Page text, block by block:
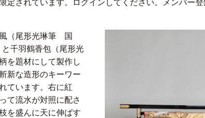
定されています。ログインしてください。メンバー
（尾形光琳筆 国
千羽鶴香包（尾形光
題材にして製作し
新な造形のキーワー
ています。右に紅
て流水が対照に配さ
を盛んに天に伸ばす